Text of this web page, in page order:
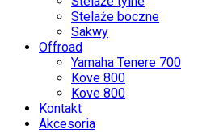
Stelaże boczne
Sakwy
Offroad
Yamaha Tenere 700
Kove 800
Kove 800
Kontakt
Akcesoria